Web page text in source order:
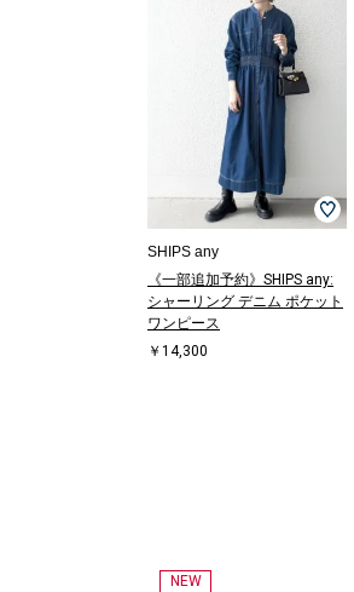
SHIPS any
《一部追加予約》SHIPS any:
シャーリング デニム ポケット
ワンピース
￥14,300
NEW